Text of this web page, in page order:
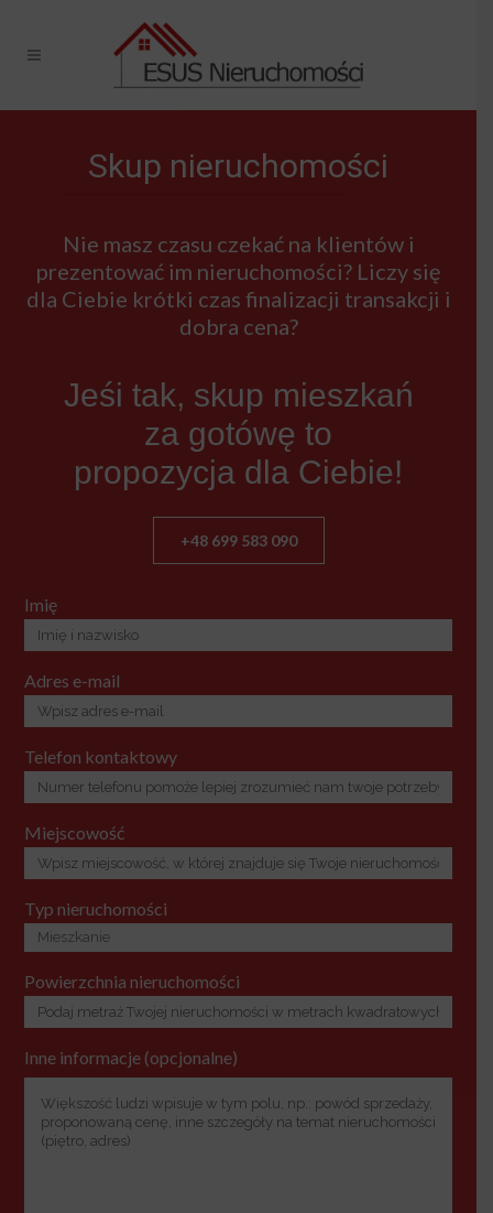
Skup nieruchomości
Nie masz czasu czekać na klientów i
prezentować im nieruchomości? Liczy się
dla Ciebie krótki czas finalizacji transakcji i
dobra cena?
Jeśi tak, skup mieszkań
za gotówę to
propozycja dla Ciebie!
+48 699 583 090
Imię
Adres e-mail
Telefon kontaktowy
Miejscowość
Typ nieruchomości
Powierzchnia nieruchomości
Inne informacje (opcjonalne)